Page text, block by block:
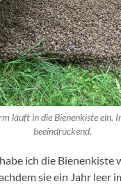
läuft in die Bienenkiste ein.
beeindruckend.
ich die Bienenkiste
sie ein Jahr leer